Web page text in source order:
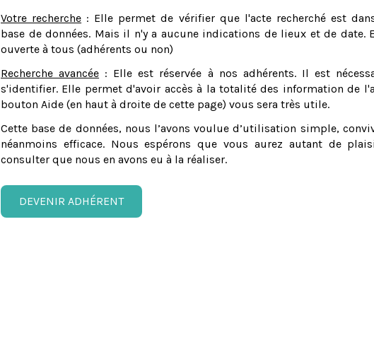
Votre recherche : Elle permet de vérifier que l'acte recherché est
base de données. Mais il n'y a aucune indications de lieux et de date.
ouverte à tous (adhérents ou non)
Recherche avancée : Elle est réservée à nos adhérents. Il est
s'identifier. Elle permet d'avoir accès à la totalité des information de
bouton Aide (en haut à droite de cette page) vous sera très utile.
Cette base de données, nous l’avons voulue d’utilisation simple,
néanmoins efficace. Nous espérons que vous aurez autant de
consulter que nous en avons eu à la réaliser.
DEVENIR ADHÉRENT